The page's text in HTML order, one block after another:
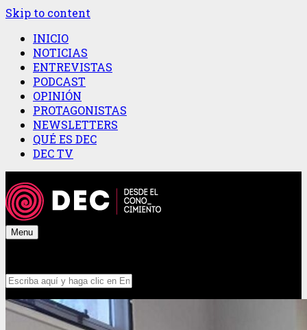
Skip to content
INICIO
NOTICIAS
ENTREVISTAS
PODCAST
OPINIÓN
PROTAGONISTAS
NEWSLETTERS
QUÉ ES DEC
DEC TV
Menu